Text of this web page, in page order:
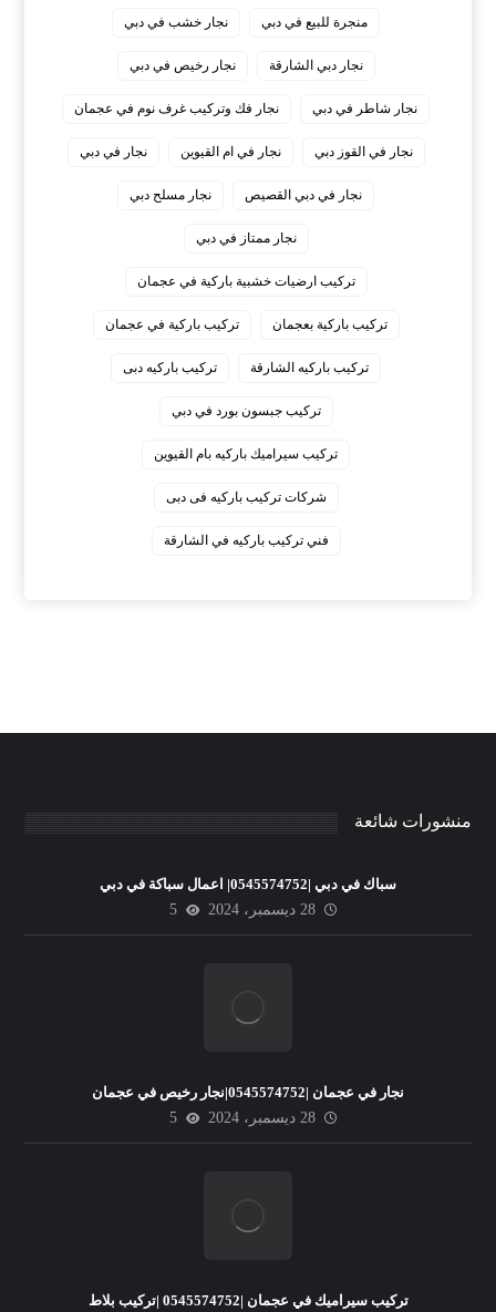
منجرة للبيع في دبي نجار خشب في دبي
نجار دبي الشارقة نجار رخيص في دبي
نجار شاطر في دبي نجار فك وتركيب غرف نوم في عجمان
نجار في القوز دبي نجار في ام القيوين نجار في دبي
نجار في دبي القصيص نجار مسلح دبي
نجار ممتاز في دبي
‏تركيب ارضيات خشبية باركية في عجمان
‏تركيب باركية بعجمان ‏تركيب باركية في عجمان
‏تركيب باركيه الشارقة ‏تركيب باركيه دبى
‏تركيب جبسون بورد في دبي
‏تركيب سيراميك باركيه بام القيوين
‏شركات تركيب باركيه فى دبى
‏فني تركيب باركيه في الشارقة
منشورات شائعة
سباك في دبي |0545574752| اعمال سباكة في دبي
28 ديسمبر، 2024
5
نجار في عجمان |0545574752|نجار رخيص في عجمان
28 ديسمبر، 2024
5
تركيب سيراميك في عجمان |0545574752 |تركيب بلاط